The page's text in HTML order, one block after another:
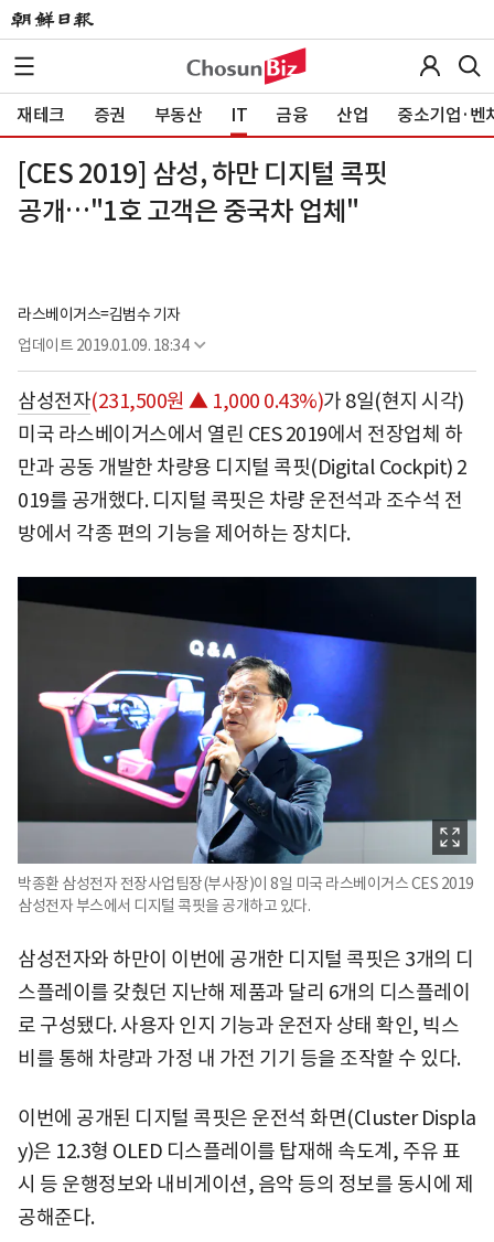
재테크 증권 부동산 IT 금융 산업 중소기업·벤
[CES 2019] 삼성, 하만 디지털 콕핏
공개…"1호 고객은 중국차 업체"
라스베이거스=김범수 기자
업데이트 2019.01.09. 18:34
삼성전자(231,500원 ▲ 1,000 0.43%)가 8일(현지 시각)
미국 라스베이거스에서 열린 CES 2019에서 전장업체 하
만과 공동 개발한 차량용 디지털 콕핏(Digital Cockpit) 2
019를 공개했다. 디지털 콕핏은 차량 운전석과 조수석 전
방에서 각종 편의 기능을 제어하는 장치다.
박종환 삼성전자 전장사업팀장(부사장)이 8일 미국 라스베이거스 CES 2019
삼성전자 부스에서 디지털 콕핏을 공개하고 있다.
삼성전자와 하만이 이번에 공개한 디지털 콕핏은 3개의 디
스플레이를 갖췄던 지난해 제품과 달리 6개의 디스플레이
로 구성됐다. 사용자 인지 기능과 운전자 상태 확인, 빅스
비를 통해 차량과 가정 내 가전 기기 등을 조작할 수 있다.
이번에 공개된 디지털 콕핏은 운전석 화면(Cluster Displa
y)은 12.3형 OLED 디스플레이를 탑재해 속도계, 주유 표
시 등 운행정보와 내비게이션, 음악 등의 정보를 동시에 제
공해준다.